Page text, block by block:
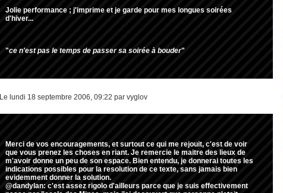
Jolie performance ; j'imprime et je garde pour mes longues soirées
d'hiver...
"ce n'est pas le temps de passer sa soirée à bouder"
Le lundi 18 septembre 2006, 09:22 par vyglov
Merci de vos encouragements, et surtout ce qui me rejouit, c'est de voir
que vous prenez les choses en riant. Je remercie le maitre des lieux de
m'avoir donne un peu de son espace. Bien entendu, je donnerai toutes les
indications possibles pour la resolution de ce texte, sans jamais bien
evidemment donner la solution.
@dandylan: c'est assez rigolo d'ailleurs parce que je suis effectivement